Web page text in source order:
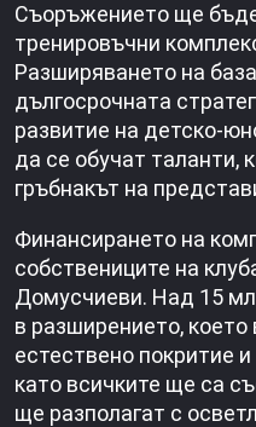
Съоръжението ще
тренировъчни
Разширяването на
дългосрочната
развитие на детско-
да се обучат таланти,
гръбнакът на
Финансирането на
собствениците на
Домусчиеви. Над 15
в разширението, което
естествено покритие
като всичките ще са
ще разполагат с